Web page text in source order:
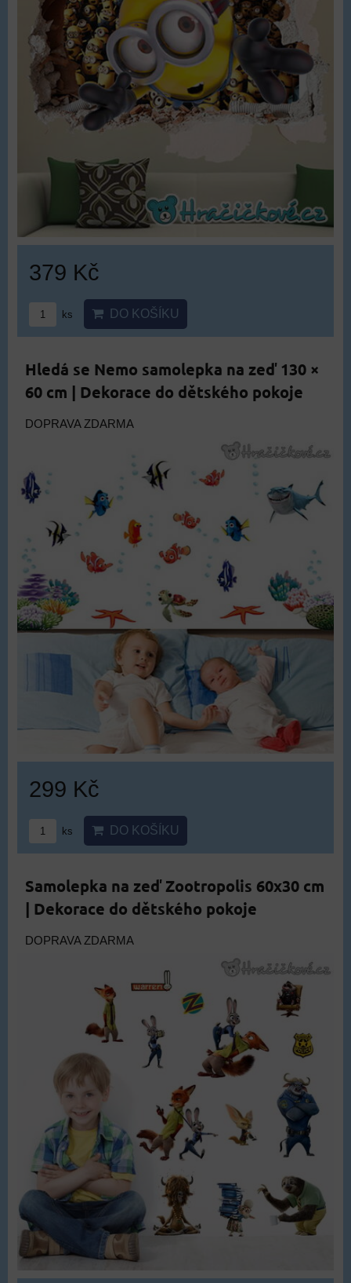
379 Kč
ks DO KOŠÍKU
Hledá se Nemo samolepka na zeď 130 ×
60 cm | Dekorace do dětského pokoje
DOPRAVA ZDARMA
299 Kč
ks DO KOŠÍKU
Samolepka na zeď Zootropolis 60x30 cm
| Dekorace do dětského pokoje
DOPRAVA ZDARMA